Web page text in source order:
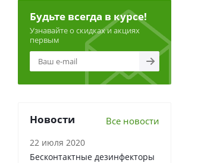
Будьте всегда в курсе!
Узнавайте о скидках и акциях
первым
Новости Все новости
22 июля 2020
Бесконтактные дезинфекторы